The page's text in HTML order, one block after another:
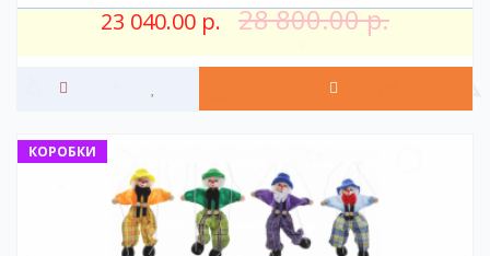
23 040.00 р. 28 800.00 р.
КОРОБКИ